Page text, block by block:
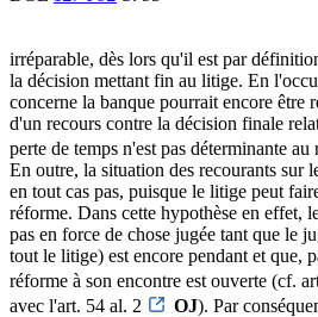
irréparable, dès lors qu'il est par
la décision mettant fin au litige. En
concerne la banque pourrait encore être
d'un recours contre la décision finale
perte de temps n'est pas déterminante
En outre, la situation des recourants sur
en tout cas pas, puisque le litige peut
réforme. Dans cette hypothèse en effet,
pas en force de chose jugée tant que le
tout le litige) est encore pendant et que,
réforme à son encontre est ouverte (cf.
avec l'art. 54 al. 2
OJ). Par